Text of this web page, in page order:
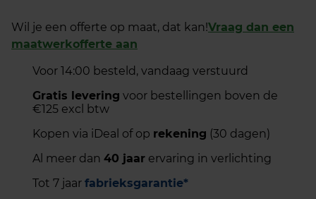
Wil je een offerte op maat, dat kan!Vraag dan een
maatwerkofferte aan
Voor 14:00 besteld, vandaag verstuurd
Gratis levering voor bestellingen boven de
€125 excl btw
Kopen via iDeal of op rekening (30 dagen)
Al meer dan 40 jaar ervaring in verlichting
Tot 7 jaar fabrieksgarantie*